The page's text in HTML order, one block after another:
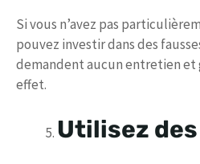
Si vous n’avez pas
pouvez investir dans des
demandent aucun entretien et
effet.
Utilisez